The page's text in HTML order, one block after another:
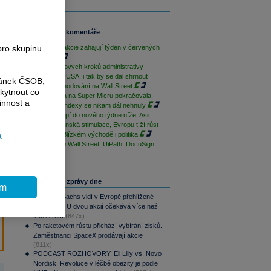
Související komentáře
Americké akcie zahajují týden v červených
Obavy z nových kroků administrativy
prezidenta USA, i tak by se dal shrnout
závěr obchodování na Wall Street
Super jízda na Super Micru pokračovala,
ale hlavní indexy se nikam dál nehnuly
Trhy vstoupí do nového týdne níže, Asii
pomohla čínská stimulace, Evropu tíží růst
napětí na Blízkém východě i politika
Než otevře Wall Street: UiPath, DocuSign
Nejčtenější zprávy dne
Goldman Sachs vidí v Evropě přehlížené
příležitosti. U dvou akcií očekává více než
100% růst (847x)
Po raketovém růstu přichází vybírání zisků.
Zaměstnanci SpaceX prodávají akcie
(811x)
PODCAST ROZHOVORY: Eli Lilly vs. Novo
Nordisk. Revoluce v léčbě obezity je podle
skupinu
ČSOB,
co
a